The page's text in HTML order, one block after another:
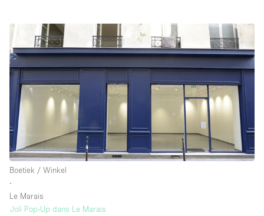
Boetiek / Winkel
∙
Le Marais
Joli Pop-Up dans Le Marais